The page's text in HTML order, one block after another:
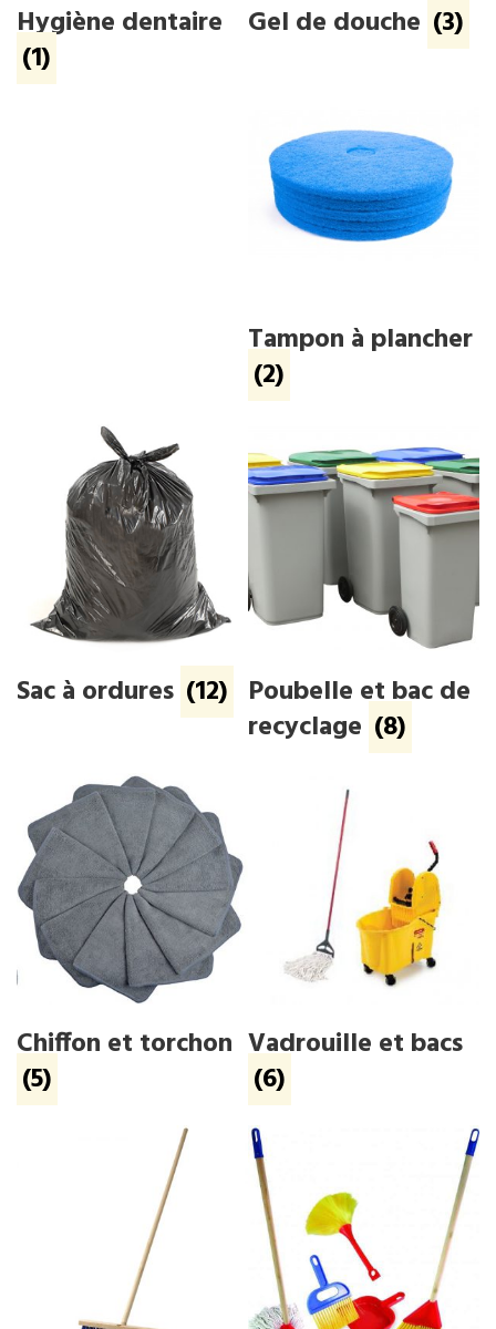
Hygiène dentaire
(1)
Gel de douche (3)
Tampon à plancher
(2)
Sac à ordures (12) Poubelle et bac de
recyclage (8)
Chiffon et torchon
(5)
Vadrouille et bacs
(6)